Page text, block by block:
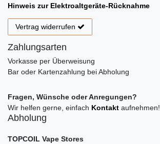
Hinweis zur Elektroaltgeräte-Rücknahme
Vertrag widerrufen
Zahlungsarten
Vorkasse per Überweisung
Bar oder Kartenzahlung bei Abholung
Fragen, Wünsche oder Anregungen?
Wir helfen gerne, einfach Kontakt aufnehmen!
Abholung
TOPCOIL Vape Stores